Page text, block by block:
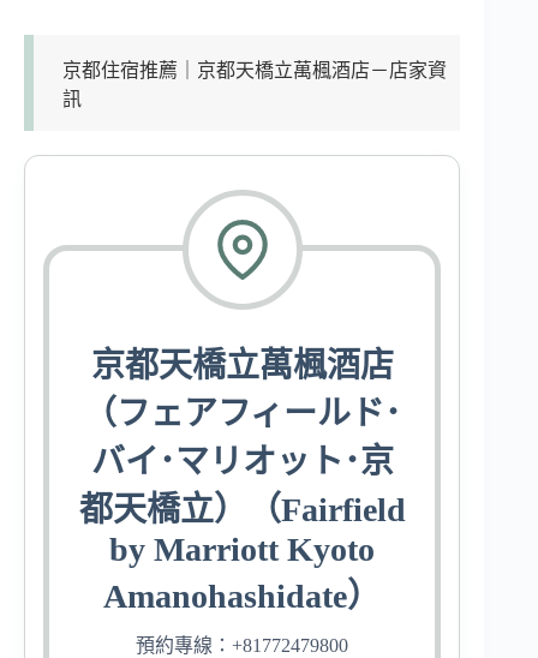
京都住宿推薦｜京都天橋立萬楓酒店－店家資
訊
京都天橋立萬楓酒店
（フェアフィールド･
バイ･マリオット･京
都天橋立）（Fairfield
by Marriott Kyoto
Amanohashidate）
預約專線：+81772479800